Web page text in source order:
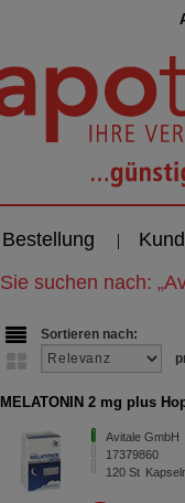
Bestellung
Sie suchen nach: „
Sortieren nach:
MELATONIN 2 mg plus
Avitale GmbH
17379860
120St